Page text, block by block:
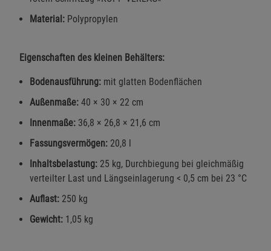
Material: Polypropylen
Eigenschaften des kleinen Behälters:
Bodenausführung: mit glatten Bodenflächen
Außenmaße: 40 × 30 × 22 cm
Innenmaße: 36,8 × 26,8 × 21,6 cm
Fassungsvermögen: 20,8 l
Inhaltsbelastung: 25 kg, Durchbiegung bei gleichmäßig
verteilter Last und Längseinlagerung < 0,5 cm bei 23 °C
Auflast: 250 kg
Gewicht: 1,05 kg